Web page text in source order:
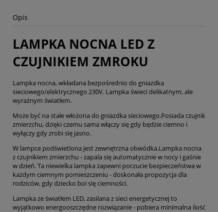
Opis
LAMPKA NOCNA LED Z
CZUJNIKIEM ZMROKU
Lampka nocna, wkładana bezpośrednio do gniazdka
sieciowego/elektrycznego 230V. Lampka świeci delikatnym, ale
wyraźnym światłem.
Może być na stałe włożona do gniazdka sieciowego.Posiada czujnik
zmierzchu, dzięki czemu sama włączy się gdy będzie ciemno i
wyłączy gdy zrobi się jasno.
W lampce podświetlona jest zewnętrzna obwódka.Lampka nocna
z czujnikiem zmierzchu - zapala się automatycznie w nocy i gaśnie
w dzień. Ta niewielka lampka zapewni poczucie bezpieczeństwa w
każdym ciemnym pomieszczeniu - doskonała propozycja dla
rodziców, gdy dziecko boi się ciemności.
Lampka ze światłem LED, zasilana z sieci energetycznej to
wyjątkowo energooszczędne rozwiązanie - pobiera minimalna ilość